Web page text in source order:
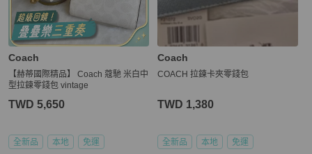
Coach
【赫蒂國際精品】 Coach 蔻馳 米白中
型拉鍊零錢包 vintage
TWD 5,650
全新品 本地 免運
Coach
COACH 拉鍊卡夾零錢包
TWD 1,380
全新品 本地 免運